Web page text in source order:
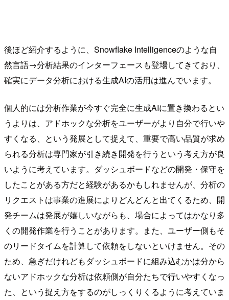
後ほど紹介するように、Snowflake Intelligenceのような自
然言語→分析結果のインターフェースも登場してきており、
確実にデータ分析における生成AIの活用は進んでいます。
個人的には分析作業が今すぐ完全に生成AIに置き換わるとい
うよりは、アドホックな分析をユーザーがより自分で行いや
すくなる、という発展として捉えて、重要で高い品質が求め
られる分析は専門家が引き続き開発を行うという考え方が良
いように考えています。ダッシュボードなどの開発・保守を
したことがある方だと経験があるかもしれませんが、分析の
リクエストは事業の進展によりどんどんと出てくるため、開
発チームは発展が嬉しいながらも、場合によってはかなり多
くの開発作業を行うことがあります。また、ユーザー側もそ
のリードタイムを計算して依頼をしないといけません。その
ため、急ぎだけれどもダッシュボードに組み込むかは分から
ないアドホックな分析は依頼側が自分たちで行いやすくなっ
た、という捉え方をするのがしっくりくるように考えていま